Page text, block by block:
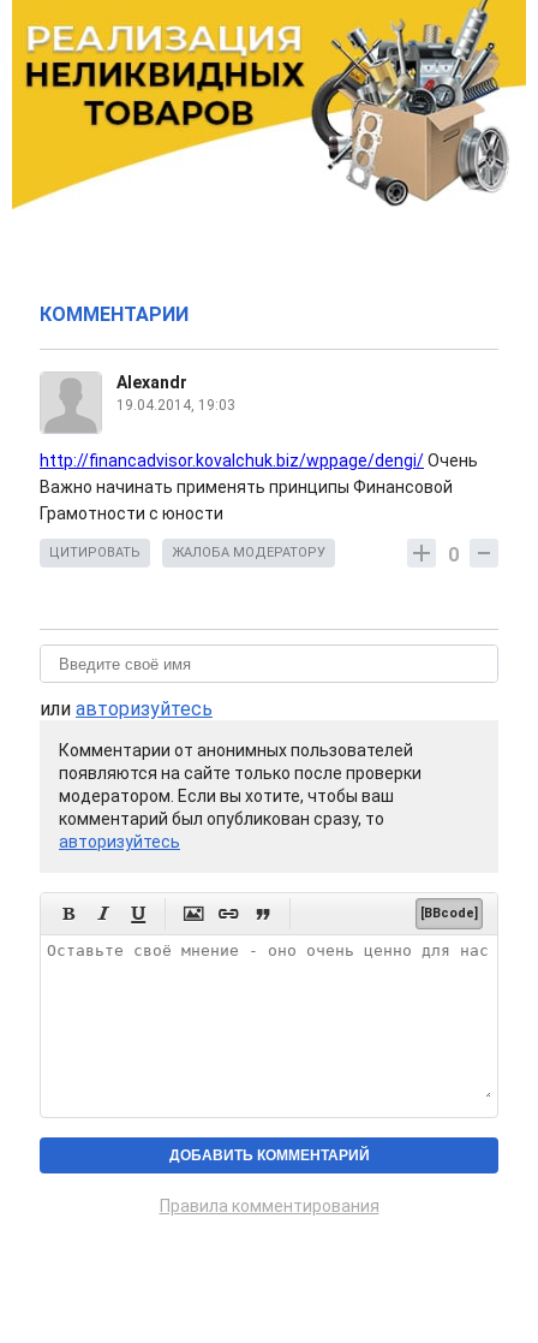
КОММЕНТАРИИ
Alexandr
19.04.2014, 19:03
http://financadvisor.kovalchuk.biz/wppage/dengi/Очень
Важно начинать применять принципы Финансовой
Грамотности с юности
0
ЦИТИРОВАТЬ ЖАЛОБА МОДЕРАТОРУ
или авторизуйтесь
Комментарии от анонимных пользователей
появляются на сайте только после проверки
модератором. Если вы хотите, чтобы ваш
комментарий был опубликован сразу, то
авторизуйтесь
      [BBcode]
Правила комментирования